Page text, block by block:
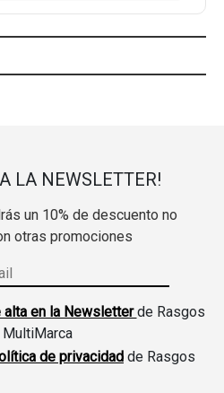
LA NEWSLETTER!
un 10% de descuento no
otras promociones
alta en la Newsletterde Rasgos
MultiMarca
de privacidad de Rasgos